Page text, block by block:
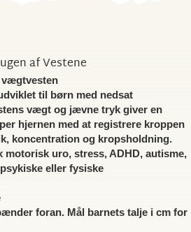
af Vestene
vægtvesten
til børn med nedsat
vægt og jævne tryk giver en
hjernen med at registrere kroppen
koncentration og kropsholdning.
motorisk uro, stress, ADHD, autisme,
eller fysiske
foran. Mål barnets talje i cm for